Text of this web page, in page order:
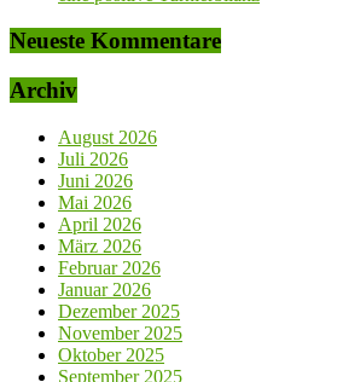
Neueste Kommentare
Archiv
August 2026
Juli 2026
Juni 2026
Mai 2026
April 2026
März 2026
Februar 2026
Januar 2026
Dezember 2025
November 2025
Oktober 2025
September 2025